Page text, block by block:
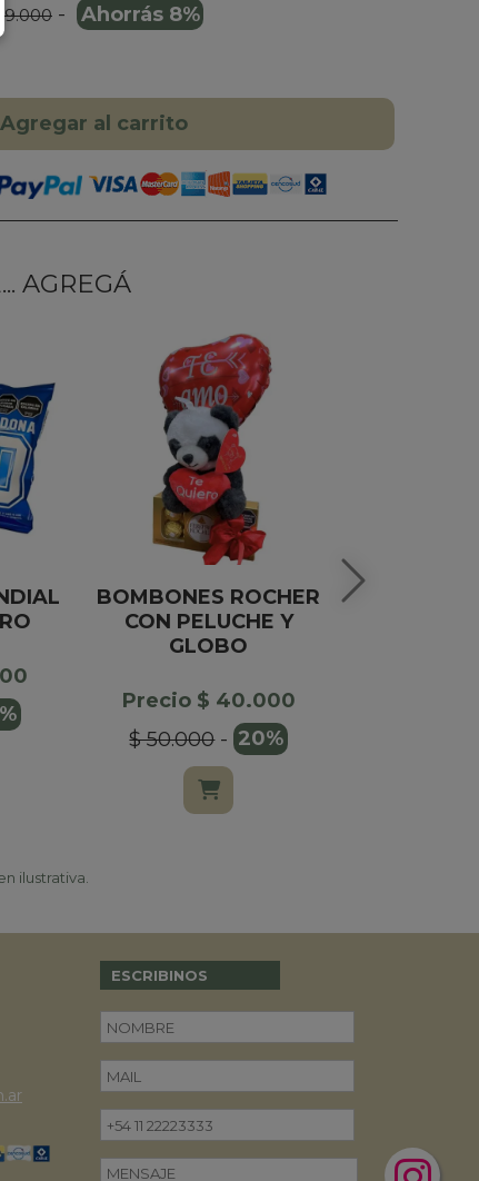
- Ahorrás 8%
Agregar al carrito
AGREGÁ
BOMBONES ROCHER
CON PELUCHE Y
GLOBO
Precio $ 40.000
$ 50.000- 20%
ilustrativa.
ESCRIBINOS